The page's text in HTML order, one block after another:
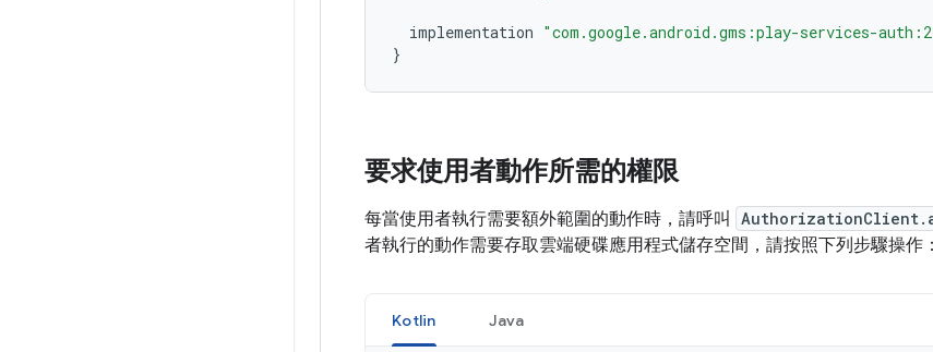
implementation "com.google.android.gms:play-services-
}
要求使用者動作所需的權限
每當使用者執行需要額外範圍的動作時，請呼叫
者執行的動作需要存取雲端硬碟應用程式儲存空間，請按照下列步驟操作：
Kotlin Java